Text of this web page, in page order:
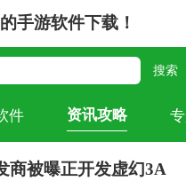
手游软件下载！
件 资讯攻略
商被曝正开发虚幻3A